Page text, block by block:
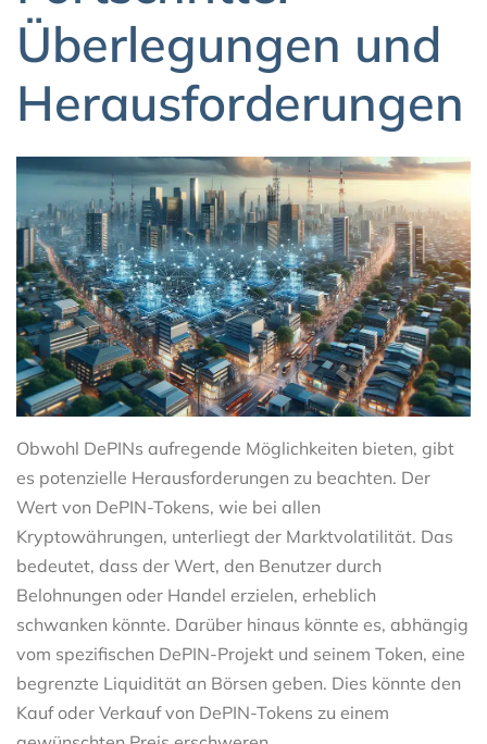
Überlegungen und
Herausforderungen
Obwohl DePINs aufregende Möglichkeiten bieten, gibt
es potenzielle Herausforderungen zu beachten. Der
Wert von DePIN-Tokens, wie bei allen
Kryptowährungen, unterliegt der Marktvolatilität. Das
bedeutet, dass der Wert, den Benutzer durch
Belohnungen oder Handel erzielen, erheblich
schwanken könnte. Darüber hinaus könnte es, abhängig
vom spezifischen DePIN-Projekt und seinem Token, eine
begrenzte Liquidität an Börsen geben. Dies könnte den
Kauf oder Verkauf von DePIN-Tokens zu einem